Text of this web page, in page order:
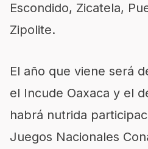
Escondido, Zicatela,
Zipolite.
El año que viene será
el Incude Oaxaca y el
habrá nutrida
Juegos Nacionales